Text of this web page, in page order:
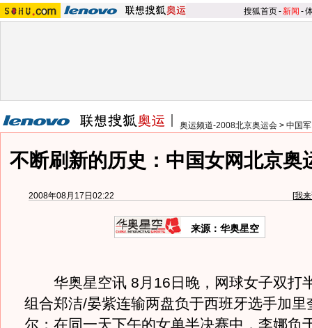
搜狐首页-新闻 -
奥运频道-2008北京奥运会 > 中国
不断刷新的历史：中国女网北京奥
2008年08月17日02:22 [我
来源：华奥星空
华奥星空讯 8月16日晚，网球女子双打
组合郑洁/晏紫连输两盘负于西班牙选手加里
尔；在同一天下午的女单半决赛中，李娜负